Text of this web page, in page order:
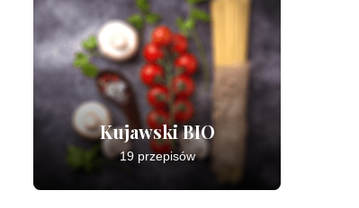
Kujawski BIO
19 przepisów